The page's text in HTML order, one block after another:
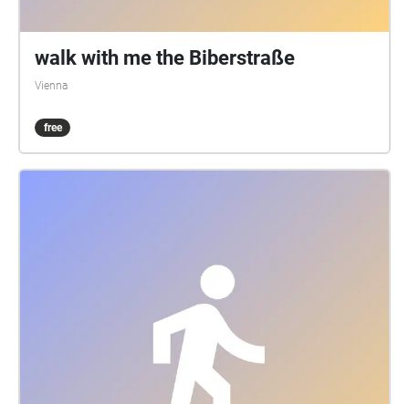
walk with me the Biberstraße
Vienna
free